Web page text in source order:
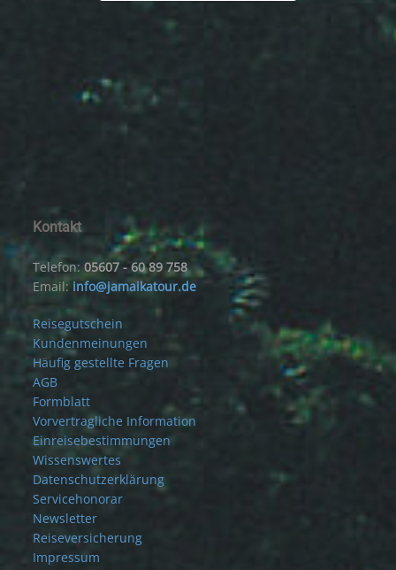
Kontakt
Telefon:05607 - 60 89 758
Email: info@jamaikatour.de
Reisegutschein
Kundenmeinungen
Häufig gestellte Fragen
AGB
Formblatt
Vorvertragliche Information
Einreisebestimmungen
Wissenswertes
Datenschutzerklärung
Servicehonorar
Newsletter
Reiseversicherung
Impressum